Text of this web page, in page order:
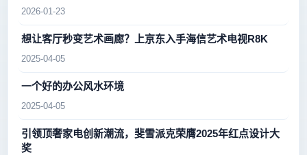
2026-01-23
想让客厅秒变艺术画廊？上京东入手海信艺术电视R8K
2025-04-05
一个好的办公风水环境
2025-04-05
引领顶奢家电创新潮流，斐雪派克荣膺2025年红点设计大
奖